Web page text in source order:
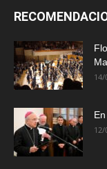
14/
12/